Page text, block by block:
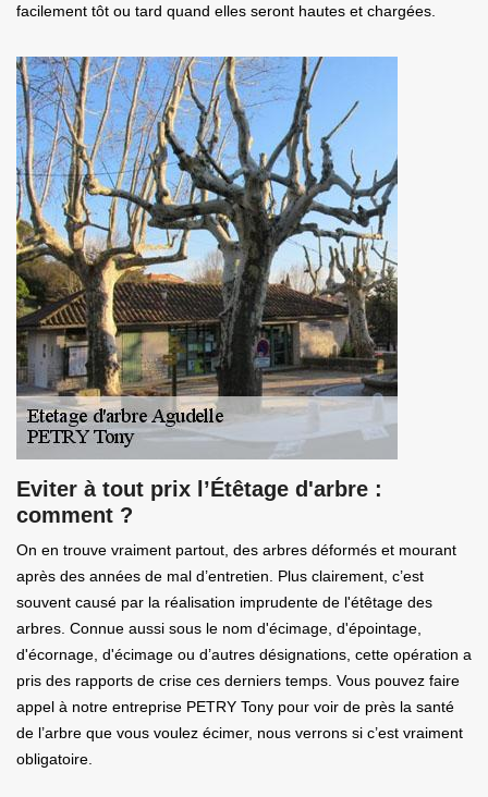
facilement tôt ou tard quand elles seront hautes et chargées.
Eviter à tout prix l’Étêtage d'arbre :
comment ?
On en trouve vraiment partout, des arbres déformés et mourant
après des années de mal d’entretien. Plus clairement, c’est
souvent causé par la réalisation imprudente de l'étêtage des
arbres. Connue aussi sous le nom d'écimage, d'épointage,
d'écornage, d'écimage ou d’autres désignations, cette opération a
pris des rapports de crise ces derniers temps. Vous pouvez faire
appel à notre entreprise PETRY Tony pour voir de près la santé
de l’arbre que vous voulez écimer, nous verrons si c’est vraiment
obligatoire.